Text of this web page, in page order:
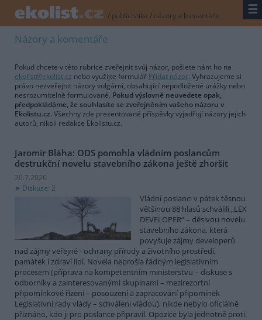
/ publicistika / názory a komentáře ☰
Názory a komentáře
Pokud chcete v této rubrice zveřejnit svůj názor, pošlete nám ho na
ekolist@ekolist.cz nebo využijte formulář Přidat názor. Vyhrazujeme si
právo nezveřejnit názory vulgární, obsahující nepodložené urážky nebo
nesrozumitelně formulované. Pokud výslovně neuvedete opak,
předpokládáme, že souhlasíte se zveřejněním vašeho názoru v
Ekolistu.cz. Všechny zde prezentované příspěvky vyjadřují názory jejich
autorů, nikoli redakce Ekolistu.cz.
Jaromír Bláha: ODS pomohla vládním poslancům
destrukční novelu stavebního zákona ještě zhoršit
20.7.2026
Diskuse: 2
Vládní poslanci v pátek těsnou
většinou 88 hlasů schválili „LEX
DEVELOPER“ – děsivou novelu
stavebního zákona, která
povyšuje zájmy developerů
nad zájmy veřejné - ochrany přírody a životního prostředí,
památek i zdraví lidí. Novela neprošla řádným legislativním
procesem (příprava na kompetentním ministerstvu – diskuse s
odborníky a zainteresovanými skupinami – mezirezortní
připomínkové řízení – posouzení a zapracování připomínek
Legislativní rady vlády – schválení vládou), nikde nebylo oficiálně
přiznáno, kdo ji pro poslance připravil. Opozice byla jednotně proti.